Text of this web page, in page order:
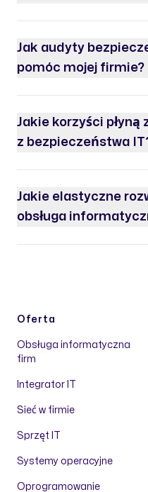
Jak audyty
pomóc mojej firmie?
Jakie korzyści płyną
z bezpieczeństwa
Jakie elastyczne
obsługa
Oferta
Obsługa informatyczna
firm
Integrator IT
Sieć w firmie
Sprzęt IT
Systemy operacyjne
Oprogramowanie